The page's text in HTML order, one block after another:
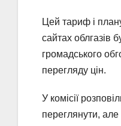
Цей тариф і
сайтах облгазів
громадського
перегляду цін.
У комісії
переглянути,